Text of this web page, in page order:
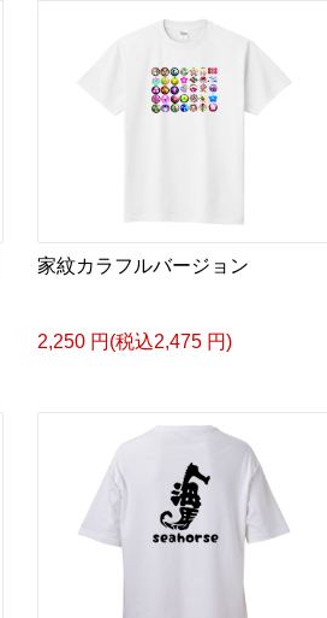
家紋カラフルバージョン
2,250 円(税込2,475 円)